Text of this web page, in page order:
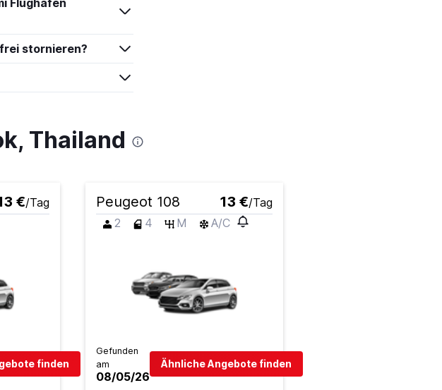
Flughafen
stornieren?
Thailand
€/Tag
finden
Peugeot 108 13 €/Tag
2
4 M A/C
Gefunden
am
08/05/26
Ähnliche Angebote finden